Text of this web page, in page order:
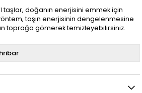
taşlar, doğanın enerjisini emmek için
taşın enerjisinin dengelenmesine
toprağa gömerek temizleyebilirsiniz.